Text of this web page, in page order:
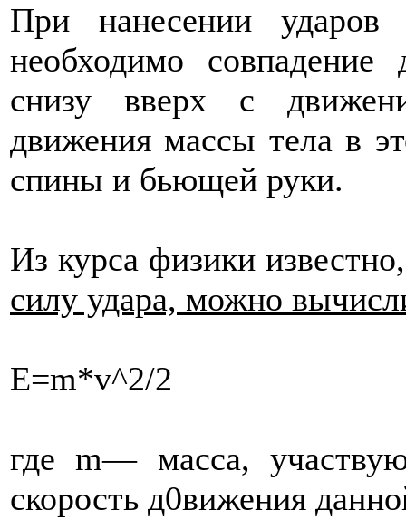
При нанесении
необходимо
снизу вверх с
движения массы тела в
спины и бьющей руки.
Из курса физики
силу удара, можно
Е=m*v^2/2
где m— масса,
скорость д0вижения